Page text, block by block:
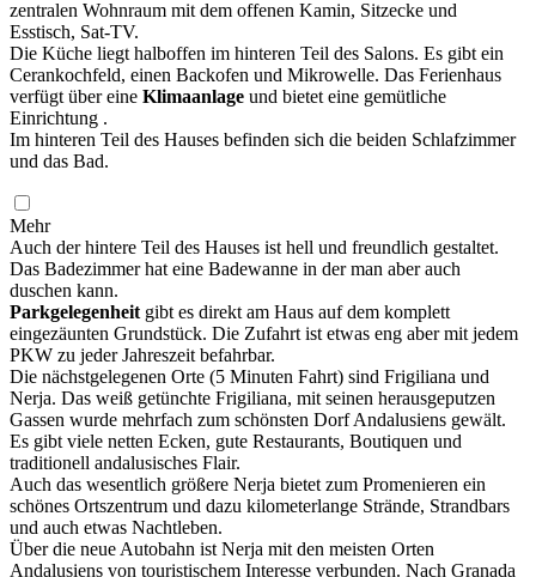
zentralen Wohnraum mit dem offenen Kamin, Sitzecke und
Esstisch, Sat-TV.
Die Küche liegt halboffen im hinteren Teil des Salons. Es gibt ein
Cerankochfeld, einen Backofen und Mikrowelle. Das Ferienhaus
verfügt über eine Klimaanlage und bietet eine gemütliche
Einrichtung .
Im hinteren Teil des Hauses befinden sich die beiden Schlafzimmer
und das Bad.
Mehr
Auch der hintere Teil des Hauses ist hell und freundlich gestaltet.
Das Badezimmer hat eine Badewanne in der man aber auch
duschen kann.
Parkgelegenheit gibt es direkt am Haus auf dem komplett
eingezäunten Grundstück. Die Zufahrt ist etwas eng aber mit jedem
PKW zu jeder Jahreszeit befahrbar.
Die nächstgelegenen Orte (5 Minuten Fahrt) sind Frigiliana und
Nerja. Das weiß getünchte Frigiliana, mit seinen herausgeputzen
Gassen wurde mehrfach zum schönsten Dorf Andalusiens gewält.
Es gibt viele netten Ecken, gute Restaurants, Boutiquen und
traditionell andalusisches Flair.
Auch das wesentlich größere Nerja bietet zum Promenieren ein
schönes Ortszentrum und dazu kilometerlange Strände, Strandbars
und auch etwas Nachtleben.
Über die neue Autobahn ist Nerja mit den meisten Orten
Andalusiens von touristischem Interesse verbunden. Nach Granada